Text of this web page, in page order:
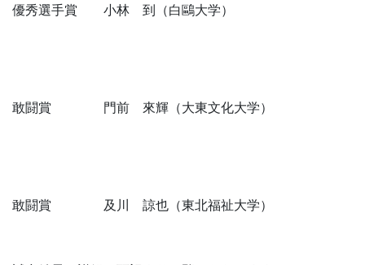
優秀選手賞 小林 到（白鷗大学）
敢闘賞 門前 來輝（大東文化大学）
敢闘賞 及川 諒也（東北福祉大学）